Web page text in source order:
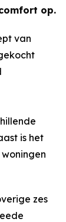
op.
van
is het
zes